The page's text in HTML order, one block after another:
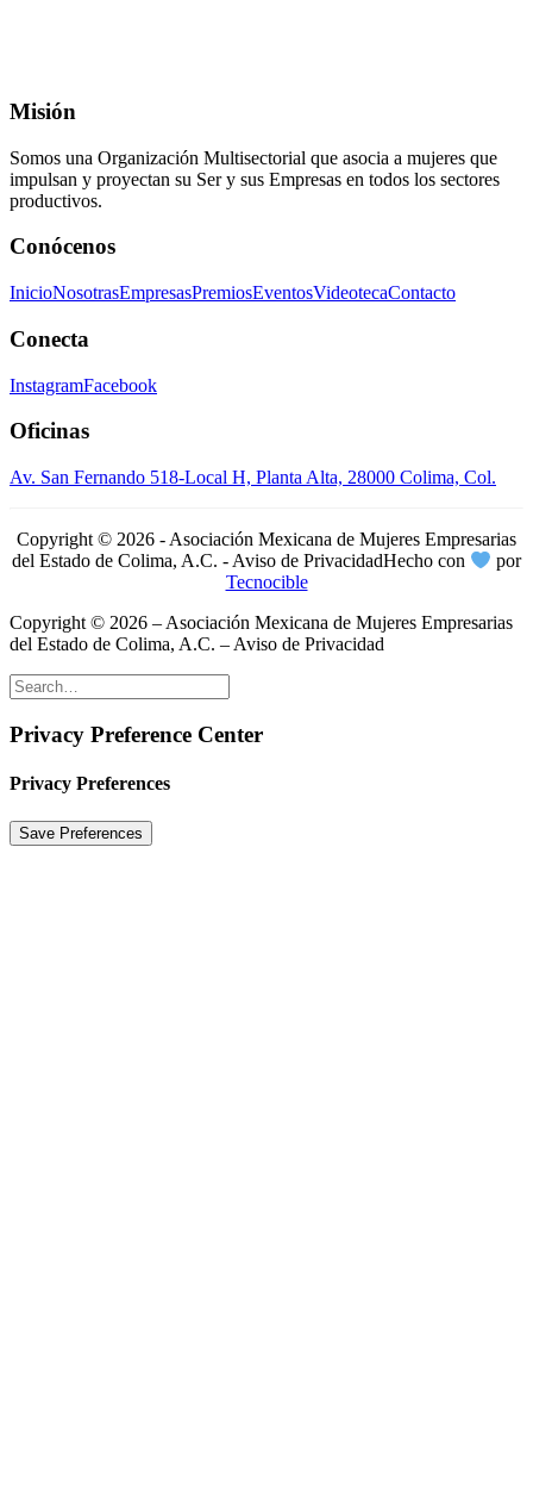
Misión
Somos una Organización Multisectorial que asocia a mujeres que
impulsan y proyectan su Ser y sus Empresas en todos los sectores
productivos.
Conócenos
InicioNosotrasEmpresasPremiosEventosVideotecaContacto
Conecta
InstagramFacebook
Oficinas
Av. San Fernando 518-Local H, Planta Alta, 28000 Colima, Col.
Copyright © 2026 - Asociación Mexicana de Mujeres Empresarias
del Estado de Colima, A.C. - Aviso de PrivacidadHecho con
por
Tecnocible
Copyright © 2026 – Asociación Mexicana de Mujeres Empresarias
del Estado de Colima, A.C. – Aviso de Privacidad
Privacy Preference Center
Privacy Preferences